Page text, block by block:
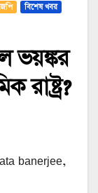
বিশেষ খবর
ভয়ঙ্কর
রাষ্ট্র?
banerjee,